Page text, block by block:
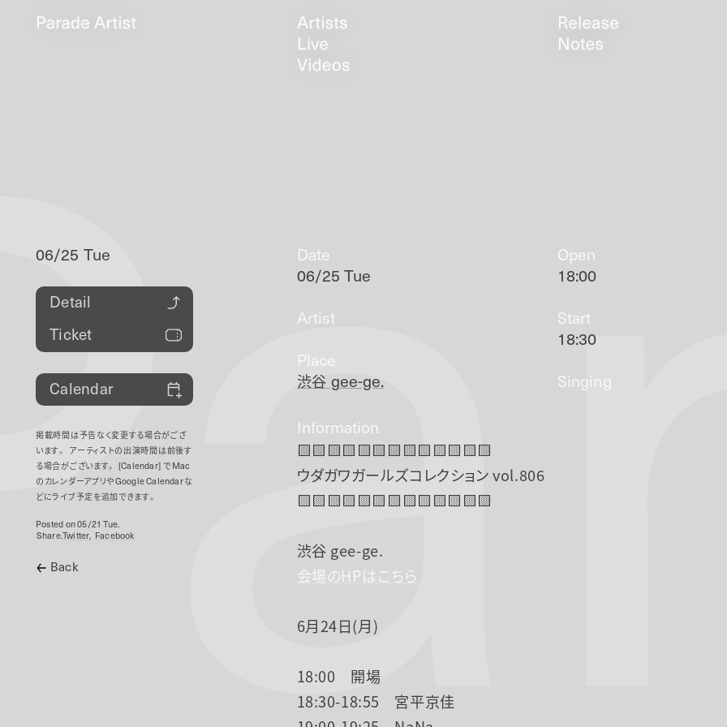
06/25 Tue
Detail
Ticket
Calendar
掲載時間は予告なく変更する場合がござ
います。 アーティストの出演時間は前後す
る場合がございます。 [Calendar] で Mac
のカレンダーアプリやGoogle Calendarな
どにライブ予定を追加できます。
Posted on 05/21 Tue.
Share.Twitter Facebook
Back
Date
06/25 Tue
Artist
Place
渋谷 gee-ge.
Open
18:00
Start
18:30
Singing
Information
🟨🟨🟨🟨🟨🟨🟨🟨🟨🟨🟨🟨🟨
ウダガワガールズコレクション vol.806
🟨🟨🟨🟨🟨🟨🟨🟨🟨🟨🟨🟨🟨
渋谷 gee-ge.
会場のHPはこちら
6月24日(月)
18:00 開場
18:30-18:55 宮平京佳